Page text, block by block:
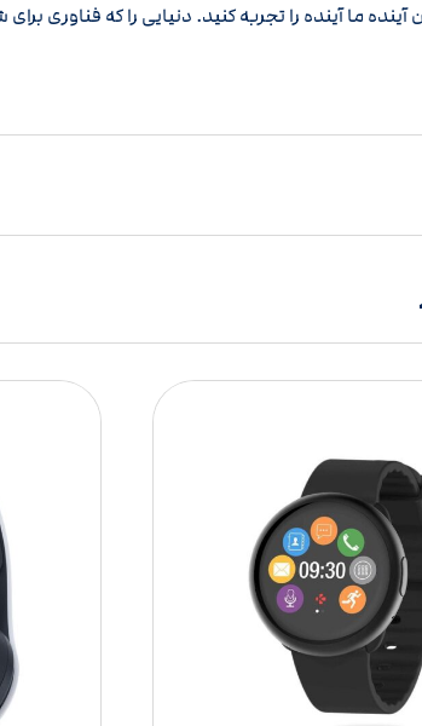
آینده ما آینده را تجربه کنید. دنیایی را که فناوری